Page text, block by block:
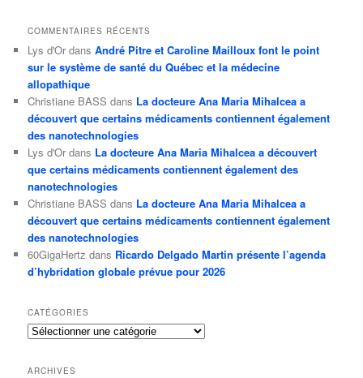
COMMENTAIRES RÉCENTS
Lys d'Or dansAndré Pitre et Caroline Mailloux font le point
sur le système de santé du Québec et la médecine
allopathique
Christiane BASS dans La docteure Ana Maria Mihalcea a
découvert que certains médicaments contiennent également
des nanotechnologies
Lys d'Or dans La docteure Ana Maria Mihalcea a découvert
que certains médicaments contiennent également des
nanotechnologies
Christiane BASS dans La docteure Ana Maria Mihalcea a
découvert que certains médicaments contiennent également
des nanotechnologies
60GigaHertz dans Ricardo Delgado Martin présente l’agenda
d’hybridation globale prévue pour 2026
CATÉGORIES
Catégories
ARCHIVES